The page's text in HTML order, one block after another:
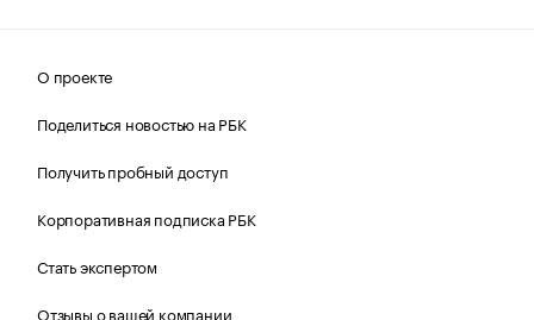
О проекте
Поделиться новостью на РБК
Получить пробный доступ
Корпоративная подписка РБК
Стать экспертом
Отзывы о вашей компании